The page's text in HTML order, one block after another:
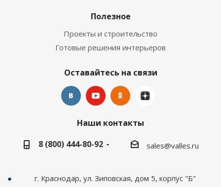
Полезное
Проекты и строительство
Готовые решения интерьеров
Оставайтесь на связи
Наши контакты
8 (800) 444-80-92
sales@valles.ru
г. Краснодар, ул. Зиповская, дом 5, корпус "Б"